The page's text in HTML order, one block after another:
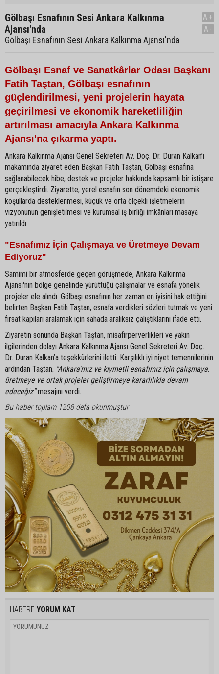
Gölbaşı Esnafının Sesi Ankara Kalkınma
Ajansı'nda
Gölbaşı Esnafının Sesi Ankara Kalkınma Ajansı'nda
A+
A-
Gölbaşı Esnaf ve Sanatkârlar Odası Başkanı
Fatih Taştan, Gölbaşı esnafının
güçlendirilmesi, yeni projelerin hayata
geçirilmesi ve ekonomik hareketliliğin
artırılması amacıyla Ankara Kalkınma
Ajansı'na çıkarma yaptı.
Ankara Kalkınma Ajansı Genel Sekreteri Av. Doç. Dr. Duran Kalkan’ı
makamında ziyaret eden Başkan Fatih Taştan, Gölbaşı esnafına
sağlanabilecek hibe, destek ve projeler hakkında kapsamlı bir istişare
gerçekleştirdi. Ziyarette, yerel esnafın son dönemdeki ekonomik
koşullarda desteklenmesi, küçük ve orta ölçekli işletmelerin
vizyonunun genişletilmesi ve kurumsal iş birliği imkânları masaya
yatırıldı.
"Esnafımız İçin Çalışmaya ve Üretmeye Devam
Ediyoruz"
Samimi bir atmosferde geçen görüşmede, Ankara Kalkınma
Ajansı'nın bölge genelinde yürüttüğü çalışmalar ve esnafa yönelik
projeler ele alındı. Gölbaşı esnafının her zaman en iyisini hak ettiğini
belirten Başkan Fatih Taştan, esnafa verdikleri sözleri tutmak ve yeni
fırsat kapıları aralamak için sahada aralıksız çalıştıklarını ifade etti.
Ziyaretin sonunda Başkan Taştan, misafirperverlikleri ve yakın
ilgilerinden dolayı Ankara Kalkınma Ajansı Genel Sekreteri Av. Doç.
Dr. Duran Kalkan’a teşekkürlerini iletti. Karşılıklı iyi niyet temennilerinin
ardından Taştan, "Ankara'mız ve kıymetli esnafımız için çalışmaya,
üretmeye ve ortak projeler geliştirmeye kararlılıkla devam
edeceğiz"mesajını verdi.
Bu haber toplam 1208 defa okunmuştur
HABERE YORUM KAT